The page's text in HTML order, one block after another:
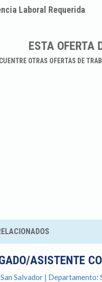
Laboral Requerida
ESTA OFERTA
OTRAS OFERTAS DE
ASISTENTE
Salvador | Departamento: